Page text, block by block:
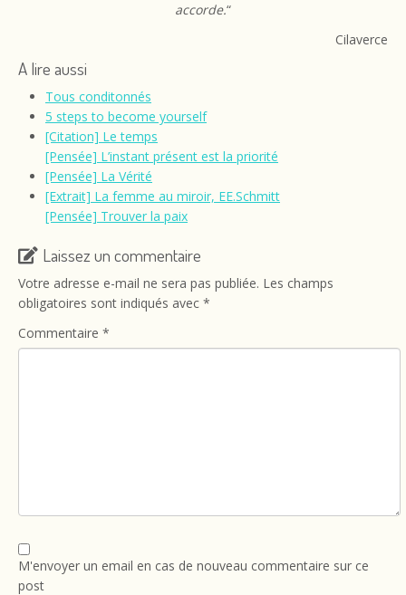
accorde.“
Cilaverce
A lire aussi
Tous conditonnés
5 steps to become yourself
[Citation] Le temps
[Pensée] L’instant présent est la priorité
[Pensée] La Vérité
[Extrait] La femme au miroir, EE.Schmitt
[Pensée] Trouver la paix
Laissez un commentaire
Votre adresse e-mail ne sera pas publiée. Les champs
obligatoires sont indiqués avec *
Commentaire *
M'envoyer un email en cas de nouveau commentaire sur ce
post